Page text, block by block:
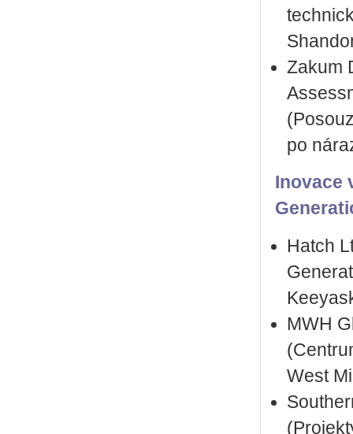
Zakum
po
Inovace
Hatch
MWH
West